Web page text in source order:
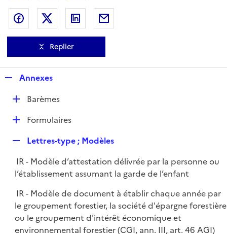
Partager sur Facebook
Partager sur Twitter
Partager sur LinkedIn
Replier
p
l
i
e
Annexes
D
e
r
Barèmes
D
l
i
e
r
Formulaires
p
l
i
r
Lettres-type ; Modèles
IR - Modèle d’attestation délivrée par la personne ou
l’établissement assumant la garde de l’enfant
IR - Modèle de document à établir chaque année par
le groupement forestier, la société d'épargne forestière
ou le groupement d'intérêt économique et
environnemental forestier (CGI, ann. III, art. 46 AGI)